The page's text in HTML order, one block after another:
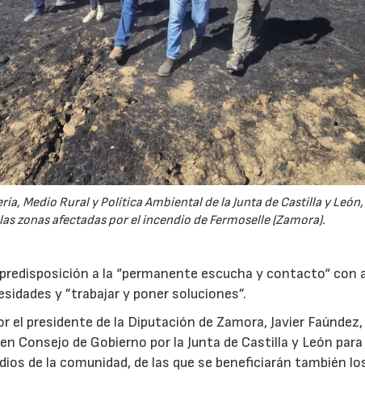
Medio Rural y Política Ambiental de la Junta de Castilla y
zonas afectadas por el incendio de Fermoselle (Zamora).
a la “permanente escucha y contacto“ con
y ”trabajar y poner soluciones”.
el presidente de la Diputación de Zamora, Javier
Consejo de Gobierno por la Junta de Castilla y León
de la comunidad, de las que se beneficiarán también